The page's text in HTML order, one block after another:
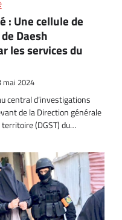
: Une cellule de
Daesh
les services du
mai 2024
central d’investigations
de la Direction générale
(DGST) du…